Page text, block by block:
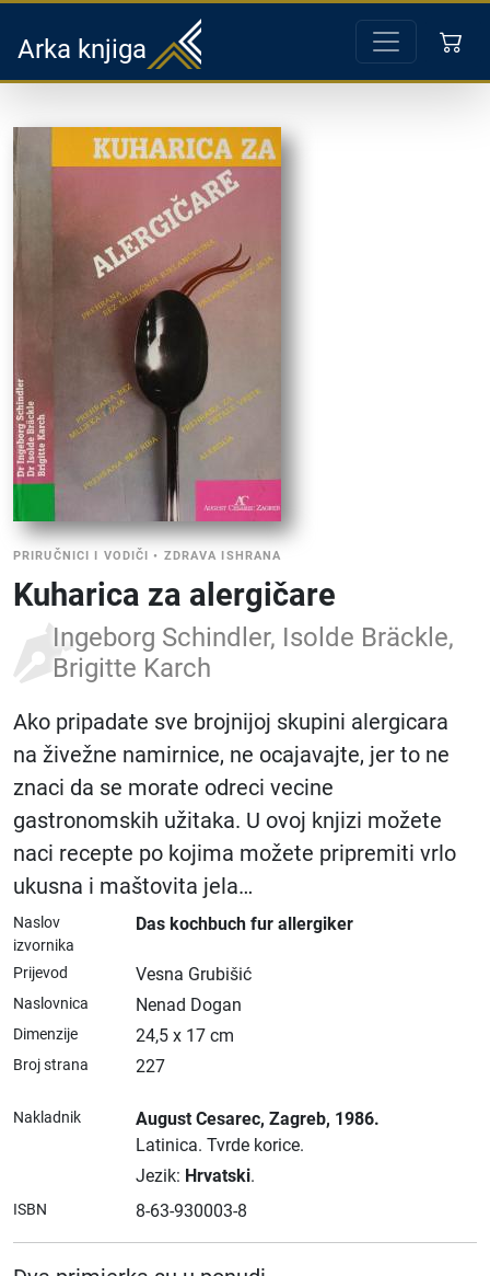
Arka knjiga
PRIRUČNICI I VODIČI • ZDRAVA ISHRANA
Kuharica za alergičare
Ingeborg Schindler, Isolde Bräckle,
Brigitte Karch
Ako pripadate sve brojnijoj skupini alergicara
na živežne namirnice, ne ocajavajte, jer to ne
znaci da se morate odreci vecine
gastronomskih užitaka. U ovoj knjizi možete
naci recepte po kojima možete pripremiti vrlo
ukusna i maštovita jela…
Naslov
izvornika
Das kochbuch fur allergiker
Prijevod Vesna Grubišić
Naslovnica Nenad Dogan
Dimenzije 24,5 x 17 cm
Broj strana 227
Nakladnik August Cesarec, Zagreb, 1986.
Latinica. Tvrde korice.
Jezik: Hrvatski.
ISBN 8-63-930003-8